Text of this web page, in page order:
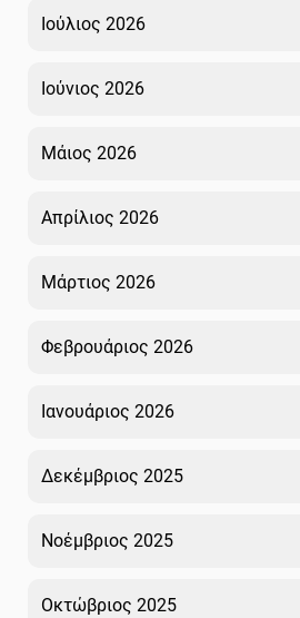
Ιούλιος 2026
Ιούνιος 2026
Μάιος 2026
Απρίλιος 2026
Μάρτιος 2026
Φεβρουάριος 2026
Ιανουάριος 2026
Δεκέμβριος 2025
Νοέμβριος 2025
Οκτώβριος 2025